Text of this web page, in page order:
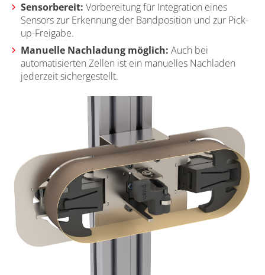
Sensorbereit: Vorbereitung für Integration eines
Sensors zur Erkennung der Bandposition und zur Pick-
up-Freigabe.
Manuelle Nachladung möglich: Auch bei
automatisierten Zellen ist ein manuelles Nachladen
jederzeit sichergestellt.